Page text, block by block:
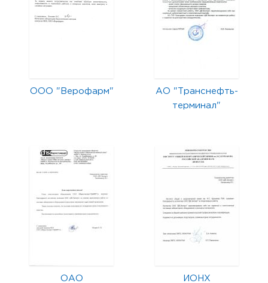
ООО "Верофарм"
АО "Транснефть-
терминал"
ОАО
ИОНХ